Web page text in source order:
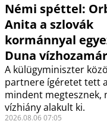
Némi spéttel:
Anita a szlovák
kormánnyal
Duna
A külügyminiszter
partnere ígéretet tett
mindent megtesznek,
vízhiány alakult ki.
2026.08.06 07:05